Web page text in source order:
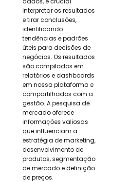
interpretar os resultados
e tirar conclusões,
identificando
tendências e padrões
úteis para decisões de
negócios. Os resultados
são compilados em
relatórios e dashboards
em nossa plataforma e
compartilhados com a
gestão. A pesquisa de
mercado oferece
informações valiosas
que influenciam a
estratégia de marketing,
desenvolvimento de
produtos, segmentação
de mercado e definição
de preços.